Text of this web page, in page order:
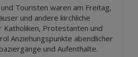
und Touristen waren am Freitag,
und andere kirchliche
Katholiken, Protestanten und
Anziehungspunkte abendlicher
und Aufenthalte.